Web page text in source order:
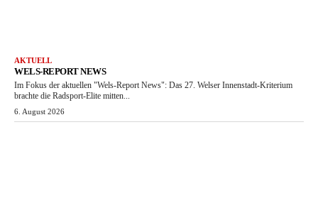
AKTUELL
WELS-REPORT NEWS
Im Fokus der aktuellen "Wels-Report News": Das 27. Welser Innenstadt-Kriterium
brachte die Radsport-Elite mitten...
6. August 2026